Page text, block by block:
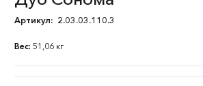
Артикул: 2.03.03.110.3
Вес: 51,06 кг